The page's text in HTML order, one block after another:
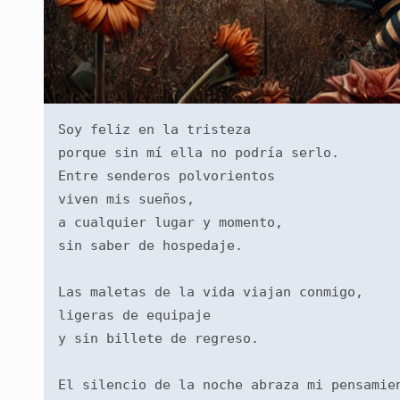
Soy feliz en la tristeza
porque sin mí ella no podría serlo.
Entre senderos polvorientos
viven mis sueños,
a cualquier lugar y momento,
sin saber de hospedaje.
Las maletas de la vida viajan conmigo,
ligeras de equipaje
y sin billete de regreso.
El silencio de la noche abraza mi